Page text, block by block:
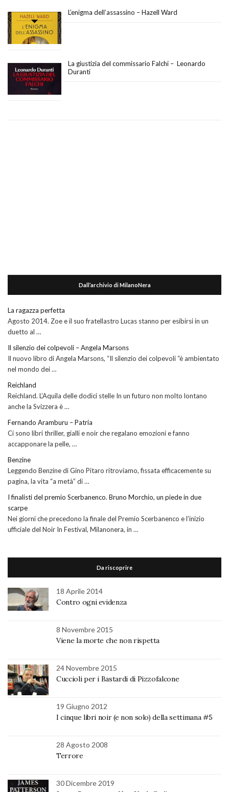
L’enigma dell’assassino – Hazell Ward
La giustizia del commissario Falchi – Leonardo
Duranti
Dall’archivio di MilanoNera
La ragazza perfetta
Agosto 2014. Zoe e il suo fratellastro Lucas stanno per esibirsi in un
duetto al …
Il silenzio dei colpevoli – Angela Marsons
Il nuovo libro di Angela Marsons, “Il silenzio dei colpevoli “è ambientato
nel mondo dei …
Reichland
Reichland. L’Aquila delle dodici stelle In un futuro non molto lontano
anche la Svizzera è …
Fernando Aramburu – Patria
Ci sono libri thriller, gialli e noir che regalano emozioni e fanno
accapponare la pelle, …
Benzine
Leggendo Benzine di Gino Pitaro ritroviamo, fissata efficacemente su
pagina, la vita “a metà” di …
I finalisti del premio Scerbanenco. Bruno Morchio, un piede in due
scarpe
Nei giorni che precedono la finale del Premio Scerbanenco e l’inizio
ufficiale del Noir In Festival, Milanonera, in …
Da riscoprire
18 Aprile 2014
Contro ogni evidenza
8 Novembre 2015
Viene la morte che non rispetta
24 Novembre 2015
Cuccioli per i Bastardi di Pizzofalcone
19 Giugno 2012
I cinque libri noir (e non solo) della settimana #5
28 Agosto 2008
Terrore
30 Dicembre 2019